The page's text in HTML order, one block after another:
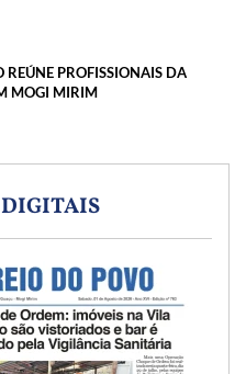
PROFISSIONAIS DA
MOGI MIRIM